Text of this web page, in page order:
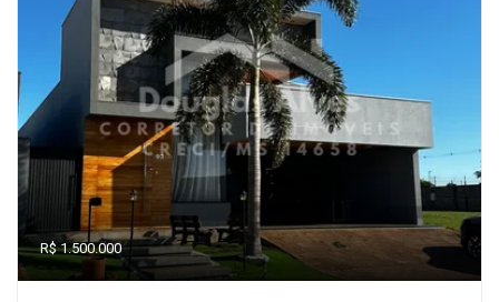
R$ 1.500.000